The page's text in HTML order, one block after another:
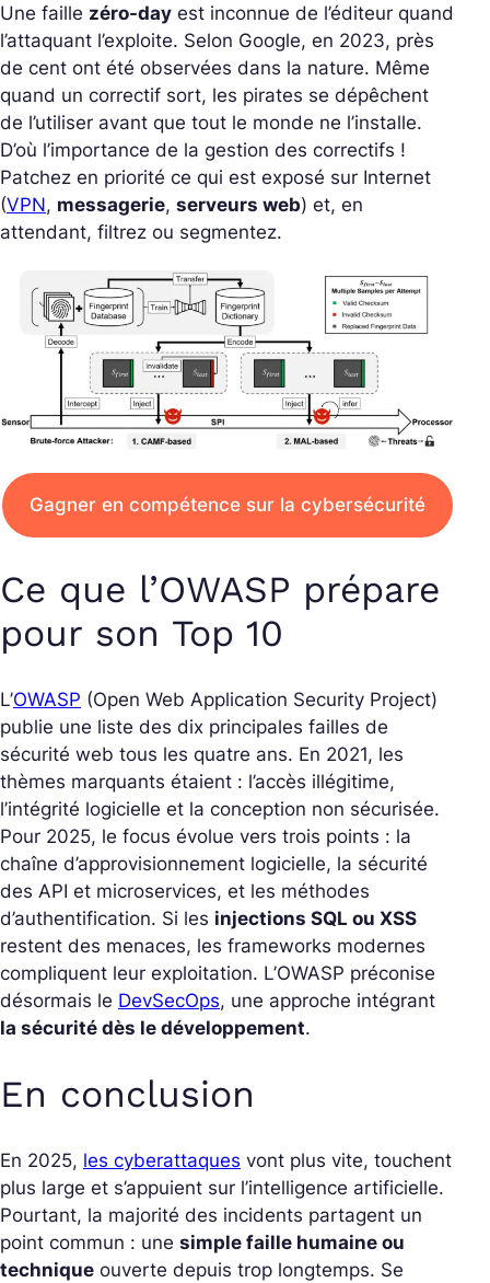
Une faille zéro-day est inconnue de l’éditeur quand
l’attaquant l’exploite. Selon Google, en 2023, près
de cent ont été observées dans la nature. Même
quand un correctif sort, les pirates se dépêchent
de l’utiliser avant que tout le monde ne l’installe.
D’où l’importance de la gestion des correctifs !
Patchez en priorité ce qui est exposé sur Internet
(VPN, messagerie, serveurs web) et, en
attendant, filtrez ou segmentez.
Gagner en compétence sur la cybersécurité
Ce que l’OWASP prépare
pour son Top 10
L’OWASP (Open Web Application Security Project)
publie une liste des dix principales failles de
sécurité web tous les quatre ans. En 2021, les
thèmes marquants étaient : l’accès illégitime,
l’intégrité logicielle et la conception non sécurisée.
Pour 2025, le focus évolue vers trois points : la
chaîne d’approvisionnement logicielle, la sécurité
des API et microservices, et les méthodes
d’authentification. Si les injections SQL ou XSS
restent des menaces, les frameworks modernes
compliquent leur exploitation. L’OWASP préconise
désormais le DevSecOps, une approche intégrant
la sécurité dès le développement.
En conclusion
En 2025, les cyberattaques vont plus vite, touchent
plus large et s’appuient sur l’intelligence artificielle.
Pourtant, la majorité des incidents partagent un
point commun : une simple faille humaine ou
technique ouverte depuis trop longtemps. Se